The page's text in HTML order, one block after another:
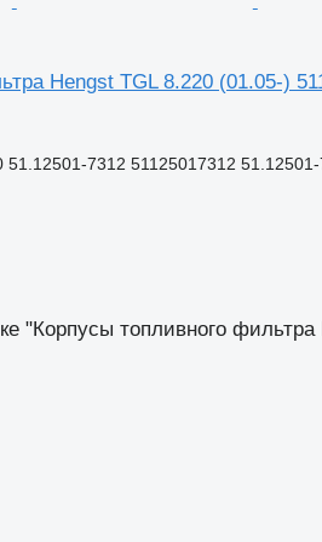
Hengst TGL 8.220 (01.05-)
7312 51125017312
"Корпусы топливного фильтра